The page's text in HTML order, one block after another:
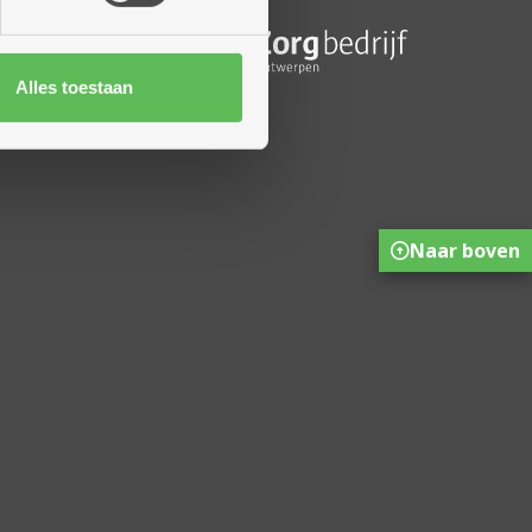
Alles toestaan
Naar boven